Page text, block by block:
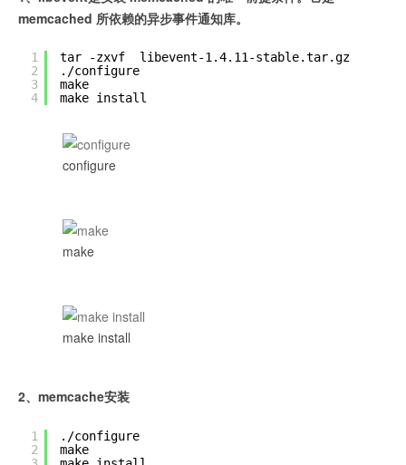
memcached 所依赖的异步事件通知库。
1
2
3
4
tar -zxvf  libevent-1.4.11-stable.tar.gz
./configure
make
make install
configure
make
make install
2、memcache安装
1
2
./configure
make